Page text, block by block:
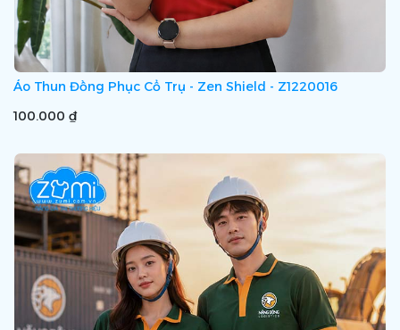
Áo Thun Đồng Phục Cổ Trụ - Zen Shield - Z1220016
100.000 ₫